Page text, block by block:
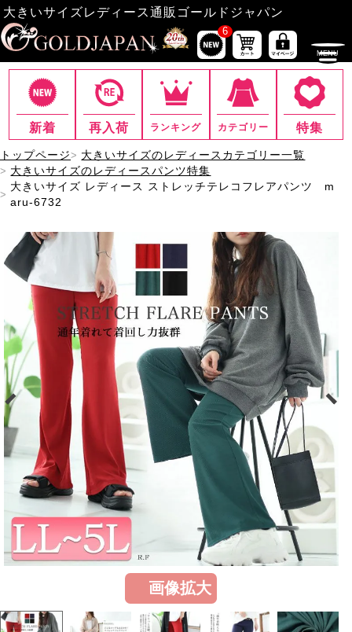
大きいサイズレディース通販ゴールドジャパン
6
新着 再入荷 ランキング カテゴリー 特集
トップページ
大きいサイズのレディースカテゴリー一覧
大きいサイズのレディースパンツ特集
大きいサイズ レディース ストレッチテレコフレアパンツ m
aru-6732
画像拡大